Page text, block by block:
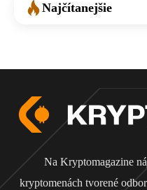
Najčítanejšie
Na Kryptomagazine
kryptomenách tvorené